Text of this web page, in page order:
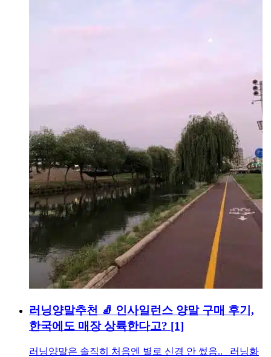
러닝양말추천 🧦 인사일런스 양말 구매 후기,
한국에도 매장 상륙한다고? [1]
러닝양말은 솔직히 처음엔 별로 신경 안 썼음.. 러닝화